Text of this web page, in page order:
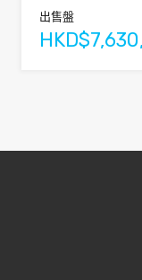
出售盤